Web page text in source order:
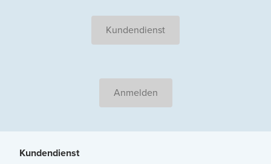
Kundendienst
Anmelden
Kundendienst